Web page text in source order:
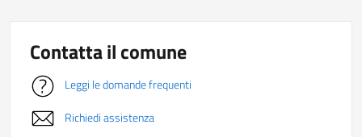
Contatta il comune
Leggi le domande frequenti
Richiedi assistenza